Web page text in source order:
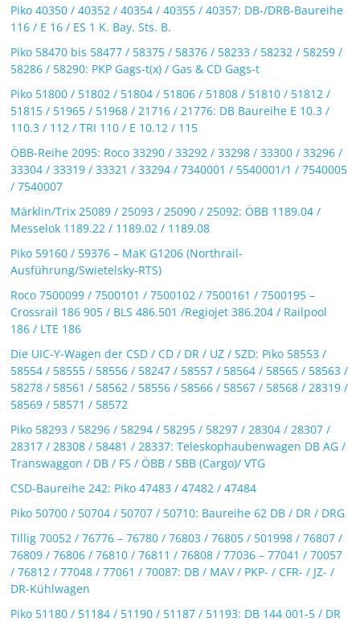
Piko 40350 / 40352 / 40354 / 40355 / 40357: DB-/DRB-Baureihe
116 / E 16 / ES 1 K. Bay. Sts. B.
Piko 58470 bis 58477 / 58375 / 58376 / 58233 / 58232 / 58259 /
58286 / 58290: PKP Gags-t(x) / Gas & CD Gags-t
Piko 51800 / 51802 / 51804 / 51806 / 51808 / 51810 / 51812 /
51815 / 51965 / 51968 / 21716 / 21776: DB Baureihe E 10.3 /
110.3 / 112 / TRI 110 / E 10.12 / 115
ÖBB-Reihe 2095: Roco 33290 / 33292 / 33298 / 33300 / 33296 /
33304 / 33319 / 33321 / 33294 / 7340001 / 5540001/1 / 7540005
/ 7540007
Märklin/Trix 25089 / 25093 / 25090 / 25092: ÖBB 1189.04 /
Messelok 1189.22 / 1189.02 / 1189.08
Piko 59160 / 59376 – MaK G1206 (Northrail-
Ausführung/Swietelsky-RTS)
Roco 7500099 / 7500101 / 7500102 / 7500161 / 7500195 –
Crossrail 186 905 / BLS 486.501 /Regiojet 386.204 / Railpool
186 / LTE 186
Die UIC-Y-Wagen der CSD / CD / DR / UZ / SZD: Piko 58553 /
58554 / 58555 / 58556 / 58247 / 58557 / 58564 / 58565 / 58563 /
58278 / 58561 / 58562 / 58556 / 58566 / 58567 / 58568 / 28319 /
58569 / 58571 / 58572
Piko 58293 / 58296 / 58294 / 58295 / 58297 / 28304 / 28307 /
28317 / 28308 / 58481 / 28337: Teleskophaubenwagen DB AG /
Transwaggon / DB / FS / ÖBB / SBB (Cargo)/ VTG
CSD-Baureihe 242: Piko 47483 / 47482 / 47484
Piko 50700 / 50704 / 50707 / 50710: Baureihe 62 DB / DR / DRG
Tillig 70052 / 76776 – 76780 / 76803 / 76805 / 501998 / 76807 /
76809 / 76806 / 76810 / 76811 / 76808 / 77036 – 77041 / 70057
/ 76812 / 77048 / 77061 / 70087: DB / MAV / PKP- / CFR- / JZ- /
DR-Kühlwagen
Piko 51180 / 51184 / 51190 / 51187 / 51193: DB 144 001-5 / DR